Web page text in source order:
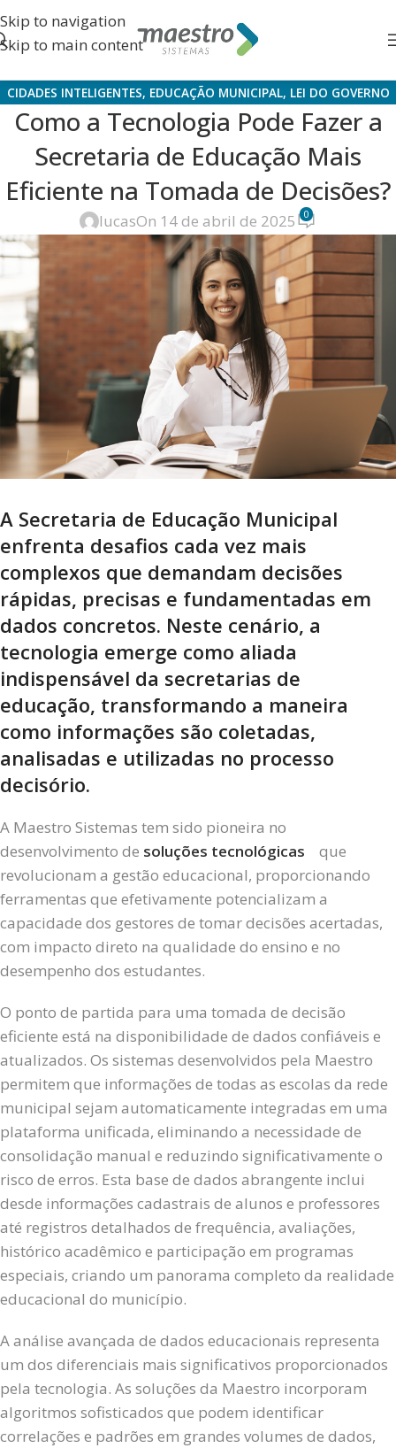
Skip to navigation
Skip to main content
CIDADES INTELIGENTES, EDUCAÇÃO MUNICIPAL, LEI DO GOVERNO
DIGITAL,PLANEJAMENTO ESTRATÉGICO SECRETARIA DE EDUCAÇÃO
Como a Tecnologia Pode Fazer a
Secretaria de Educação Mais
Eficiente na Tomada de Decisões?
lucasOn 14 de abril de 2025 0
A Secretaria de Educação Municipal
enfrenta desafios cada vez mais
complexos que demandam decisões
rápidas, precisas e fundamentadas em
dados concretos. Neste cenário, a
tecnologia emerge como aliada
indispensável da secretarias de
educação, transformando a maneira
como informações são coletadas,
analisadas e utilizadas no processo
decisório.
A Maestro Sistemas tem sido pioneira no
desenvolvimento de soluções tecnológicas
que
revolucionam a gestão educacional, proporcionando
ferramentas que efetivamente potencializam a
capacidade dos gestores de tomar decisões acertadas,
com impacto direto na qualidade do ensino e no
desempenho dos estudantes.
O ponto de partida para uma tomada de decisão
eficiente está na disponibilidade de dados confiáveis e
atualizados. Os sistemas desenvolvidos pela Maestro
permitem que informações de todas as escolas da rede
municipal sejam automaticamente integradas em uma
plataforma unificada, eliminando a necessidade de
consolidação manual e reduzindo significativamente o
risco de erros. Esta base de dados abrangente inclui
desde informações cadastrais de alunos e professores
até registros detalhados de frequência, avaliações,
histórico acadêmico e participação em programas
especiais, criando um panorama completo da realidade
educacional do município.
A análise avançada de dados educacionais representa
um dos diferenciais mais significativos proporcionados
pela tecnologia. As soluções da Maestro incorporam
algoritmos sofisticados que podem identificar
correlações e padrões em grandes volumes de dados,